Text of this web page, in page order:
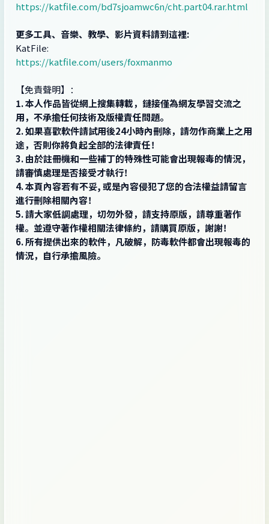
https://katfile.com/bd7sjoamwc6n/cht.part04.rar.html
更多工具、音樂、教學、影片資料請到這裡:
KatFile:
https://katfile.com/users/foxmanmo
【免責聲明】：
1. 本人作品皆從網上搜集轉載，鏈接僅為網友學習交流之
用，不承擔任何技術及版權責任問題。
2. 如果喜歡軟件請試用後24小時內刪除，請勿作商業上之用
途，否則你將負起全部的法律責任！
3. 由於註冊機和一些補丁的特殊性可能會出現報毒的情況，
請審慎處理是否接受才執行！
4. 本頁內容若有不妥, 或是內容侵犯了您的合法權益請留言
進行刪除相關內容！
5. 請大家低調處理，切勿外發，請支持原版，請尊重著作
權。並遵守著作權相關法律條約，請購買原版，謝謝！
6. 所有提供出來的軟件，凡破解，防毒軟件都會出現報毒的
情況，自行承擔風險。